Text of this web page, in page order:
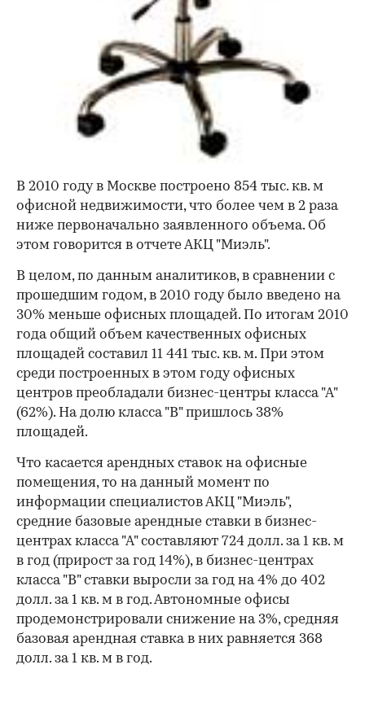
В 2010 году в Москве построено 854 тыс. кв. м
офисной недвижимости, что более чем в 2 раза
ниже первоначально заявленного объема. Об
этом говорится в отчете АКЦ "Миэль".
В целом, по данным аналитиков, в сравнении с
прошедшим годом, в 2010 году было введено на
30% меньше офисных площадей. По итогам 2010
года общий объем качественных офисных
площадей составил 11 441 тыс. кв. м. При этом
среди построенных в этом году офисных
центров преобладали бизнес-центры класса "А"
(62%). На долю класса "В" пришлось 38%
площадей.
Что касается арендных ставок на офисные
помещения, то на данный момент по
информации специалистов АКЦ "Миэль",
средние базовые арендные ставки в бизнес-
центрах класса "А" составляют 724 долл. за 1 кв. м
в год (прирост за год 14%), в бизнес-центрах
класса "В" ставки выросли за год на 4% до 402
долл. за 1 кв. м в год. Автономные офисы
продемонстрировали снижение на 3%, средняя
базовая арендная ставка в них равняется 368
долл. за 1 кв. м в год.